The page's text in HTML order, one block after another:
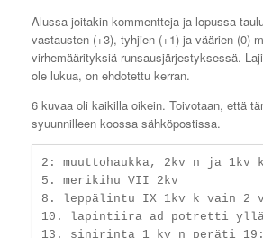
Alussa joitakin kommentteja ja lopussa
vastausten (+3), tyhjien (+1) ja väärien (0)
virhemäärityksiä runsausjärjestyksessä.
ole lukua, on ehdotettu kerran.
6 kuvaa oli kaikilla oikein. Toivotaan, että
syuunnilleen koossa sähköpostissa.
2: muuttohaukka, 2kv n ja 1kv
5. merikihu VII 2kv
8. leppälintu IX 1kv k vain 2
10. lapintiira ad potretti
13. sinirinta 1 kv n peräti